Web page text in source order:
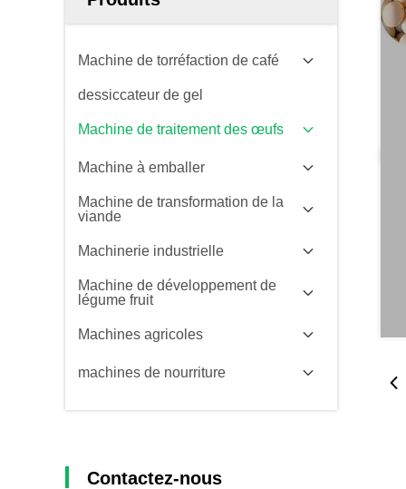
Machine de torréfaction de café
dessiccateur de gel
Machine de traitement des œufs
Machine à emballer
Machine de transformation de la
viande
Machinerie industrielle
Machine de développement de
légume fruit
Machines agricoles
machines de nourriture
Contactez-nous